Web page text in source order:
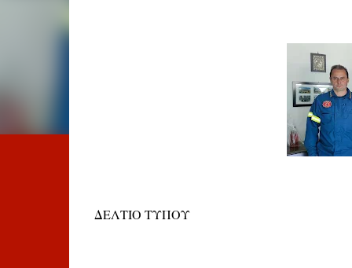
ΔΕΛΤΙΟ ΤΥΠΟΥ